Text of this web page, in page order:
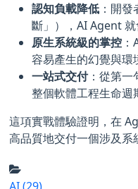
認知負載降低 ：開
斷」），AI Agent 就
原生系統級的掌控
容易產生的幻覺與環
一站式交付：從第一
整個軟體工程生命週
這項實戰體驗證明，在
高品質地交付一個涉及系